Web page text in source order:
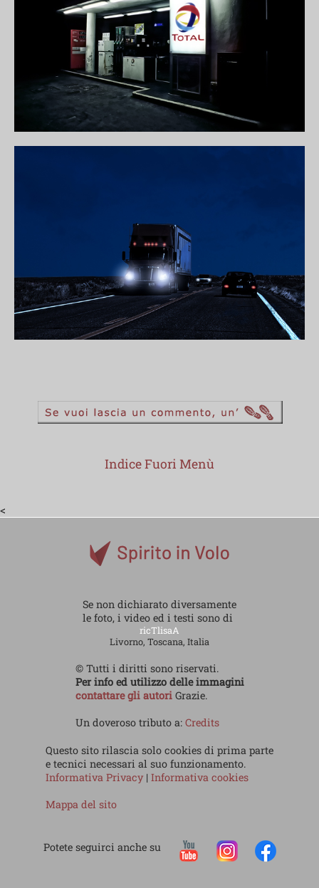
Indice Fuori Menù
<
Se non dichiarato diversamente
le foto, i video ed i testi sono di
ricTlisaA
Livorno, Toscana, Italia
© Tutti i diritti sono riservati.
Per info ed utilizzo delle immagini
contattare gli autoriGrazie.
Un doveroso tributo a: Credits
Questo sito rilascia solo cookies di prima parte
e tecnici necessari al suo funzionamento.
Informativa Privacy | Informativa cookies
Mappa del sito
Potete seguirci anche su